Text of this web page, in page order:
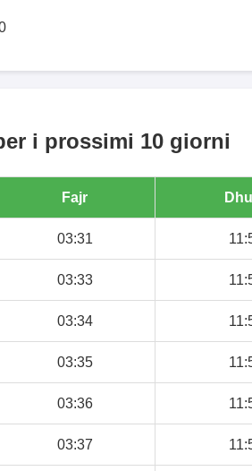
i prossimi 10 giorni
Fajr
03:31
03:33
03:34
03:35
03:36
03:37